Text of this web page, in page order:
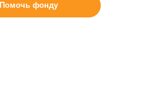
Помочь фонду